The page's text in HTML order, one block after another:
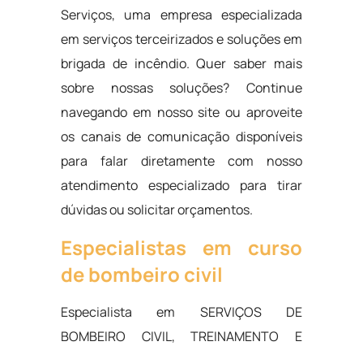
Serviços, uma empresa especializada
em serviços terceirizados e soluções em
brigada de incêndio. Quer saber mais
sobre nossas soluções? Continue
navegando em nosso site ou aproveite
os canais de comunicação disponíveis
para falar diretamente com nosso
atendimento especializado para tirar
dúvidas ou solicitar orçamentos.
Especialistas em curso
de bombeiro civil
Especialista em SERVIÇOS DE
BOMBEIRO CIVIL, TREINAMENTO E